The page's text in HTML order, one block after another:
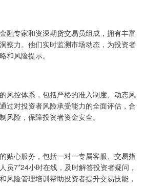
融专家和资深期货交易员组成，拥有丰富
察力。他们实时监测市场动态，为投资者
和风险提示。
风控体系，包括严格的准入制度、动态风
过对投资者风险承受能力的全面评估，合
风险，保障投资者资金安全。
贴心服务，包括一对一专属客服、交易指
员7*24小时在线，及时解答投资者疑问，
风险管理培训帮助投资者提升交易技能，